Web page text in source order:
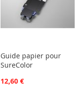
Guide papier pour
SureColor
12,60 €